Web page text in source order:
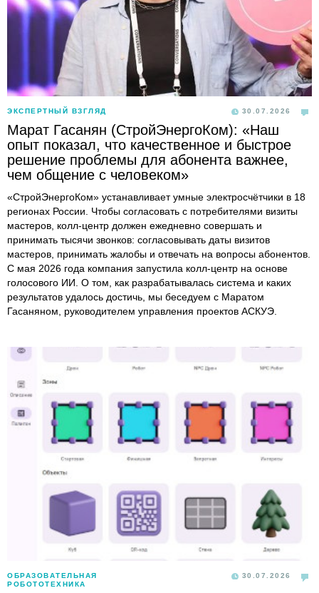
ЭКСПЕРТНЫЙ ВЗГЛЯД 30.07.2026
Марат Гасанян (СтройЭнергоКом): «Наш
опыт показал, что качественное и быстрое
решение проблемы для абонента важнее,
чем общение с человеком»
«СтройЭнергоКом» устанавливает умные электросчётчики в 18
регионах России. Чтобы согласовать с потребителями визиты
мастеров, колл-центр должен ежедневно совершать и
принимать тысячи звонков: согласовывать даты визитов
мастеров, принимать жалобы и отвечать на вопросы абонентов.
С мая 2026 года компания запустила колл-центр на основе
голосового ИИ. О том, как разрабатывалась система и каких
результатов удалось достичь, мы беседуем с Маратом
Гасаняном, руководителем управления проектов АСКУЭ.
ОБРАЗОВАТЕЛЬНАЯ
РОБОТОТЕХНИКА
30.07.2026